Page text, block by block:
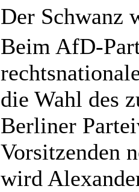
Der Schwanz
Beim AfD-
die Wahl des
Berliner
Vorsitzenden
wird